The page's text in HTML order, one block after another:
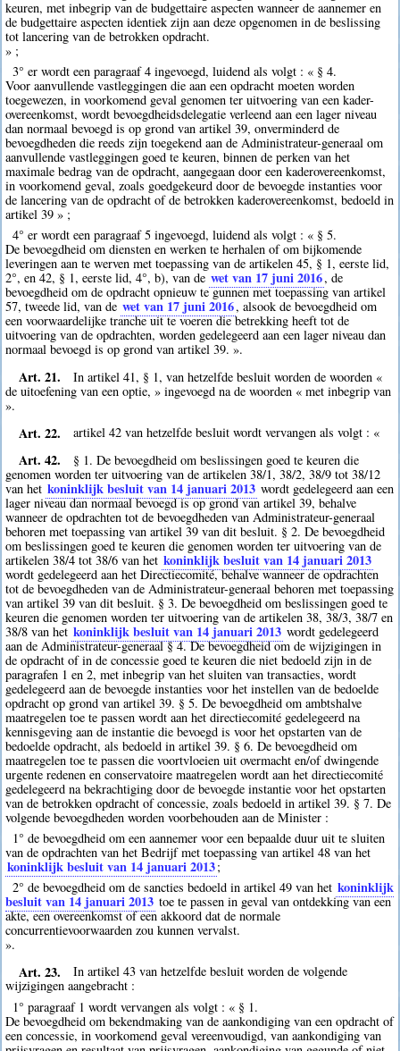
keuren, met inbegrip van de budgettaire aspecten wanneer de aannemer en
de budgettaire aspecten identiek zijn aan deze opgenomen in de beslissing
tot lancering van de betrokken opdracht.
» ;
3° er wordt een paragraaf 4 ingevoegd, luidend als volgt : « § 4.
Voor aanvullende vastleggingen die aan een opdracht moeten worden
toegewezen, in voorkomend geval genomen ter uitvoering van een kader-
overeenkomst, wordt bevoegdheidsdelegatie verleend aan een lager niveau
dan normaal bevoegd is op grond van artikel 39, onverminderd de
bevoegdheden die reeds zijn toegekend aan de Administrateur-generaal om
aanvullende vastleggingen goed te keuren, binnen de perken van het
maximale bedrag van de opdracht, aangegaan door een kaderovereenkomst,
in voorkomend geval, zoals goedgekeurd door de bevoegde instanties voor
de lancering van de opdracht of de betrokken kaderovereenkomst, bedoeld in
artikel 39 » ;
4° er wordt een paragraaf 5 ingevoegd, luidend als volgt : « § 5.
De bevoegdheid om diensten en werken te herhalen of om bijkomende
leveringen aan te werven met toepassing van de artikelen 45, § 1, eerste lid,
2°, en 42, § 1, eerste lid, 4°, b), van de wet van 17 juni 2016, de
bevoegdheid om de opdracht opnieuw te gunnen met toepassing van artikel
57, tweede lid, van de wet van 17 juni 2016, alsook de bevoegdheid om
een voorwaardelijke tranche uit te voeren die betrekking heeft tot de
uitvoering van de opdrachten, worden gedelegeerd aan een lager niveau dan
normaal bevoegd is op grond van artikel 39. ».
Art. 21.
In artikel 41, § 1, van hetzelfde besluit worden de woorden «
de uitoefening van een optie, » ingevoegd na de woorden « met inbegrip van
».
Art. 22. artikel 42 van hetzelfde besluit wordt vervangen als volgt : «
Art. 42.
§ 1. De bevoegdheid om beslissingen goed te keuren die
genomen worden ter uitvoering van de artikelen 38/1, 38/2, 38/9 tot 38/12
van het koninklijk besluit van 14 januari 2013 wordt gedelegeerd aan een
lager niveau dan normaal bevoegd is op grond van artikel 39, behalve
wanneer de opdrachten tot de bevoegdheden van Administrateur-generaal
behoren met toepassing van artikel 39 van dit besluit. § 2. De bevoegdheid
om beslissingen goed te keuren die genomen worden ter uitvoering van de
artikelen 38/4 tot 38/6 van het koninklijk besluit van 14 januari 2013
wordt gedelegeerd aan het Directiecomité, behalve wanneer de opdrachten
tot de bevoegdheden van de Administrateur-generaal behoren met toepassing
van artikel 39 van dit besluit. § 3. De bevoegdheid om beslissingen goed te
keuren die genomen worden ter uitvoering van de artikelen 38, 38/3, 38/7 en
38/8 van het koninklijk besluit van 14 januari 2013 wordt gedelegeerd
aan de Administrateur-generaal § 4. De bevoegdheid om de wijzigingen in
de opdracht of in de concessie goed te keuren die niet bedoeld zijn in de
paragrafen 1 en 2, met inbegrip van het sluiten van transacties, wordt
gedelegeerd aan de bevoegde instanties voor het instellen van de bedoelde
opdracht op grond van artikel 39. § 5. De bevoegdheid om ambtshalve
maatregelen toe te passen wordt aan het directiecomité gedelegeerd na
kennisgeving aan de instantie die bevoegd is voor het opstarten van de
bedoelde opdracht, als bedoeld in artikel 39. § 6. De bevoegdheid om
maatregelen toe te passen die voortvloeien uit overmacht en/of dwingende
urgente redenen en conservatoire maatregelen wordt aan het directiecomité
gedelegeerd na bekrachtiging door de bevoegde instantie voor het opstarten
van de betrokken opdracht of concessie, zoals bedoeld in artikel 39. § 7. De
volgende bevoegdheden worden voorbehouden aan de Minister :
1° de bevoegdheid om een aannemer voor een bepaalde duur uit te sluiten
van de opdrachten van het Bedrijf met toepassing van artikel 48 van het
koninklijk besluit van 14 januari 2013;
2° de bevoegdheid om de sancties bedoeld in artikel 49 van het koninklijk
besluit van 14 januari 2013 toe te passen in geval van ontdekking van een
akte, een overeenkomst of een akkoord dat de normale
concurrentievoorwaarden zou kunnen vervalst.
».
Art. 23.
In artikel 43 van hetzelfde besluit worden de volgende
wijzigingen aangebracht :
1° paragraaf 1 wordt vervangen als volgt : « § 1.
De bevoegdheid om bekendmaking van de aankondiging van een opdracht of
een concessie, in voorkomend geval vereenvoudigd, van aankondiging van